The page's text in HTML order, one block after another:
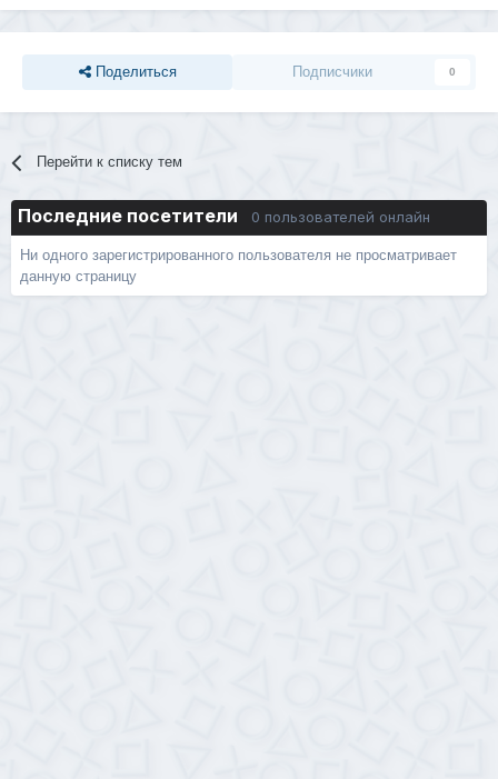
Поделиться Подписчики 0
Перейти к списку тем
Последние посетители 0 пользователей онлайн
Ни одного зарегистрированного пользователя не просматривает
данную страницу